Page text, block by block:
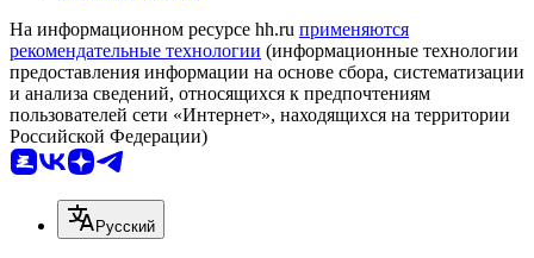
На информационном ресурсе hh.ru применяются
рекомендательные технологии (информационные технологии
предоставления информации на основе сбора, систематизации
и анализа сведений, относящихся к предпочтениям
пользователей сети «Интернет», находящихся на территории
Российской Федерации)
Русский